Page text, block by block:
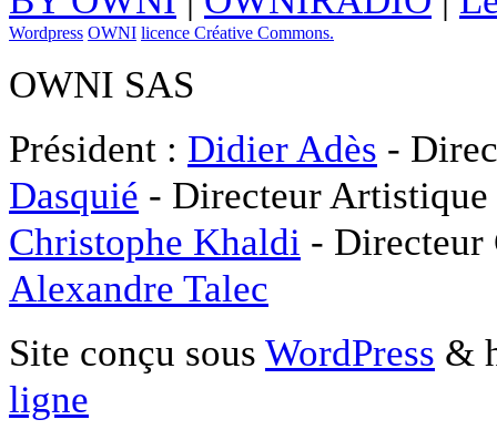
Wordpress OWNI licence Créative Commons.
OWNI SAS
Président : Didier Adès -
Dasquié - Directeur
Christophe Khaldi -
Alexandre Talec
Site conçu sous WordPress &
ligne